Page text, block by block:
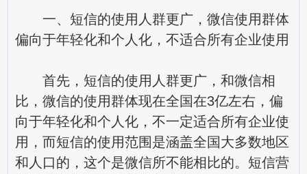
一、短信的使用人群更广，微信使用群体
偏向于年轻化和个人化，不适合所有企业使用
首先，短信的使用人群更广，和微信相
比，微信的使用群体现在全国在3亿左右，偏
向于年轻化和个人化，不一定适合所有企业使
用，而短信的使用范围是涵盖全国大多数地区
和人口的，这个是微信所不能相比的。短信营